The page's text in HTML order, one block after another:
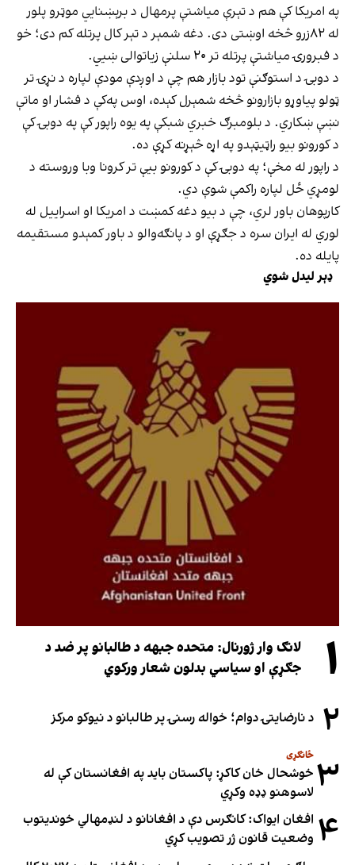
په امریکا کې هم د تېرې میاشتې پرمهال د برېښنایي موټرو پلور
له ۸۲زرو څخه اوښتی دی. دغه شمېر د تېر کال پرتله کم دی؛ خو
د فبرورۍ میاشتې پرتله تر ۲۰ سلنې زیاتوالی ښيي.
د دوبۍ د استوګنې تود بازار هم چې د اوږدې مودې لپاره د نړۍ تر
ټولو پیاوړو بازارونو څخه شمېرل کېده، اوس په‌کې د فشار او ماتې
نښې ښکاري. د بلومبرګ خبري شبکې په یوه راپور کې په دوبۍ کې
د کورونو بیو راټیټېدو په اړه څېړنه کړې ده.
د راپور له مخې؛ په دوبۍ کې د کورونو بیې تر کرونا وبا وروسته د
لومړي ځل لپاره راکمې شوې دي.
کارپوهان باور لري، چې د بیو دغه کمښت د امریکا او اسراییل له
لوري له ایران سره د جګړې او د پانګه‌والو د باور کمېدو مستقیمه
پایله ده.
ډېر لیدل شوي
۱
لانګ وار ژورنال: متحده جبهه د طالبانو پر ضد د
جګړې او سیاسي بدلون شعار ورکوي
۲ د نارضایتۍ دوام؛ خواله رسنۍ پر طالبانو د نیوکو مرکز
۳ ځانګړی
خوشحال خان کاکړ: پاکستان بايد په افغانستان کې له
لاسوهنو ډډه وکړي
۴ افغان ایواک: کانګرس دې د افغانانو د لنډمهالي خوندیتوب
وضعیت قانون ژر تصویب کړي